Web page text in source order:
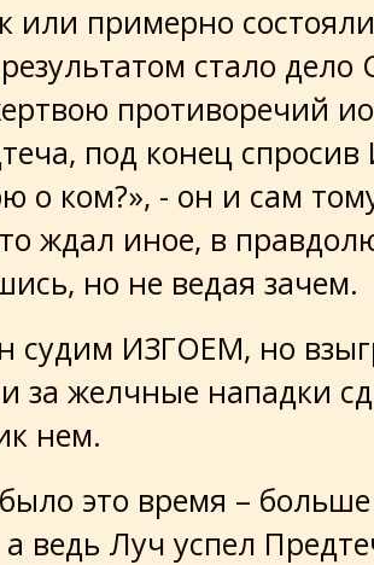
или примерно
стало
противоречий
под конец
о ком?», - он и сам
ждал иное, в
но не ведая зачем.
судим ИЗГОЕМ, но
за желчные нападки
нем.
это время –
ведь Луч успел